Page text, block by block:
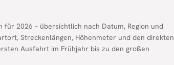
2026 – übersichtlich nach Datum, Region und
Streckenlängen, Höhenmeter und den direkten
Ausfahrt im Frühjahr bis zu den großen